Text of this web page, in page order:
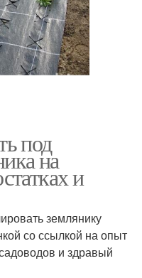
под
на
и
землянику
со ссылкой на опыт
и здравый